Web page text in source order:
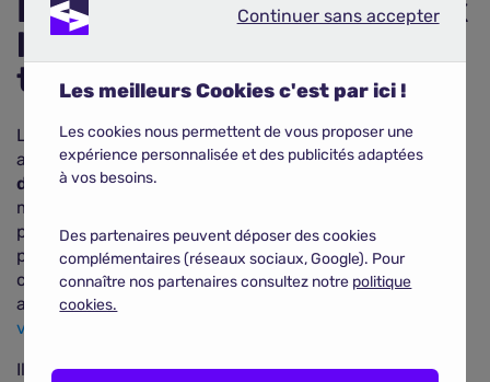
Etat de santé des animaux
lors de la demande de
tarifs :
Les Français sont prévoyants en matière de mutuelle
animale :presque tous les animaux assurés sont
déclarés en bonne santé
maladie particulière. La mutuelle chien chat s'assimile
par conséquent davantage à un moyen de rassurer le
propriétaire et de lui assurer un avenir paisible aux
côtés de son compagnon ; le souscripteur recherche
avant tout une protection contre les
vétérinaires
Il est aussi important de bien comprendre lescritères
Continuer sans accepter
Les meilleurs Cookies c'est par ici !
Les cookies nous permettent de vous proposer une
expérience personnalisée et des publicités adaptées
à vos besoins.
Des partenaires peuvent déposer des cookies
complémentaires (réseaux sociaux, Google). Pour
connaître nos partenaires consultez notre politique
cookies.
Continuer sans accepter